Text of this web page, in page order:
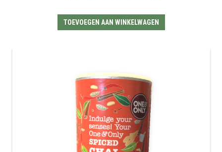
TOEVOEGEN AAN WINKELWAGEN